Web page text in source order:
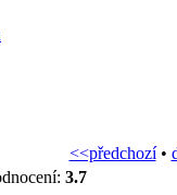
<<předchozí•
3.7